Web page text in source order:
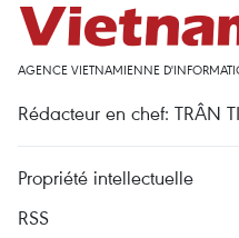
AGENCE VIETNAMIENNE
Rédacteur en chef: TRÂN
Propriété intellectuelle
RSS